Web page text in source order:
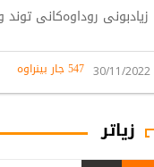
زیادبونی روداوەکانی
30/11/2022 547 جار بینراوە
زیاتر